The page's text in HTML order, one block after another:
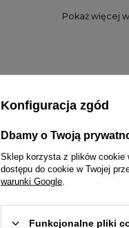
Pokaż więcej
Konfiguracja zgód
Dbamy o Twoją
Sklep korzysta z plików cookie
dostępu do cookie w Twojej
warunki Google
Funkcjonalne pliki